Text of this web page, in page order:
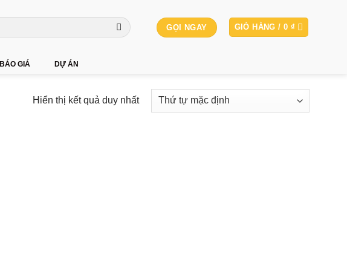
GỌI NGAY GIỎ HÀNG / 0 ₫
BÁO GIÁ DỰ ÁN
Hiển thị kết quả duy nhất